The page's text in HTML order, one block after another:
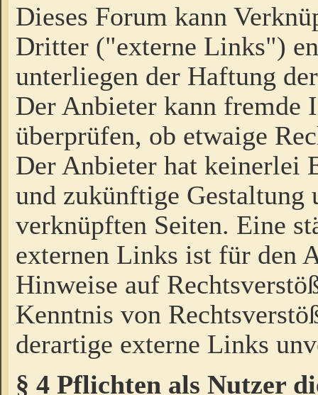
Dieses Forum kann
Dritter ("externe Links")
unterliegen der Haftung
Der Anbieter kann fremde
überprüfen, ob etwaige
Der Anbieter hat keinerlei
und zukünftige Gestaltung
verknüpften Seiten. Eine
externen Links ist für den
Hinweise auf
Kenntnis von
derartige externe Links
§ 4 Pflichten als Nutzer